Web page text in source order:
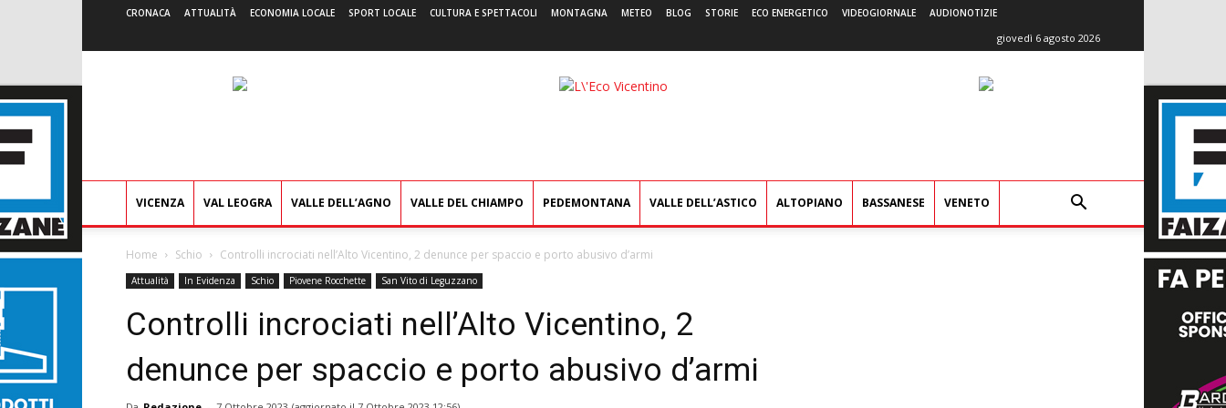
CRONACA ATTUALITÀ ECONOMIA LOCALE SPORT LOCALE CULTURA E SPETTACOLI MONTAGNA METEO BLOG STORIE ECO ENERGETICO VIDEOGIORNALE AUDIONOTIZIE
giovedì 6 agosto 2026
L'Eco
VICENZA VAL LEOGRA VALLE DELL’AGNO VALLE DEL CHIAMPO PEDEMONTANA VALLE DELL’ASTICO ALTOPIANO BASSANESE VENETO
Home Schio Controlli incrociati nell’Alto Vicentino, 2 denunce per spaccio e porto abusivo d’armi
Attualità In Evidenza Schio Piovene Rocchette San Vito di Leguzzano
Controlli incrociati nell’Alto Vicentino, 2
denunce per spaccio e porto abusivo d’armi